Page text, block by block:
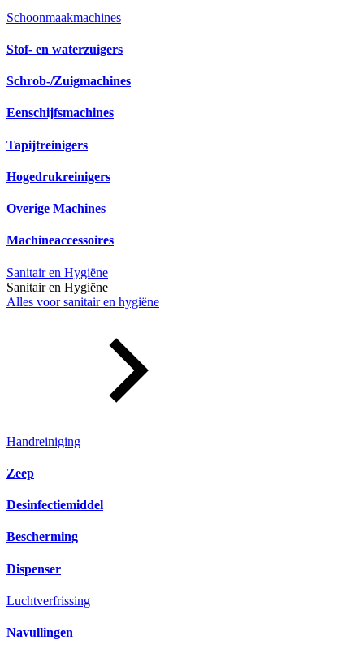
Schoonmaakmachines
Stof- en waterzuigers
Schrob-/Zuigmachines
Eenschijfsmachines
Tapijtreinigers
Hogedrukreinigers
Overige Machines
Machineaccessoires
Sanitair en Hygiëne
Sanitair en Hygiëne
Alles voor sanitair en hygiëne
Handreiniging
Zeep
Desinfectiemiddel
Bescherming
Dispenser
Luchtverfrissing
Navullingen